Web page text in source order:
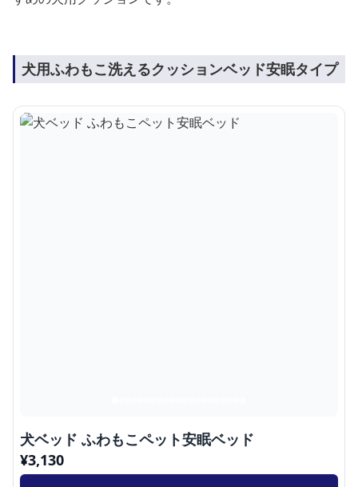
犬用ふわもこ洗えるクッションベッド安眠タイプ
犬ベッド ふわもこペット安眠ベッド
¥3,130